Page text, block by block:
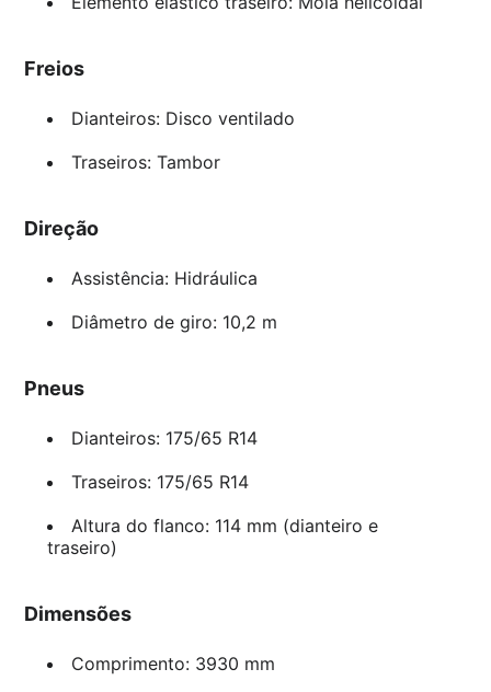
Freios
Dianteiros: Disco ventilado
Traseiros: Tambor
Direção
Assistência: Hidráulica
Diâmetro de giro: 10,2 m
Pneus
Dianteiros: 175/65 R14
Traseiros: 175/65 R14
Altura do flanco: 114 mm (dianteiro e
traseiro)
Dimensões
Comprimento: 3930 mm